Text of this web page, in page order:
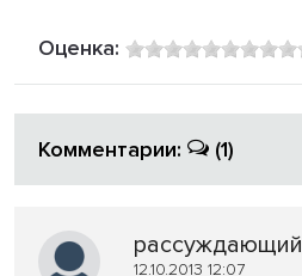
Оценка:
Комментарии: (1)
рассуждающий
12.10.2013 12:07